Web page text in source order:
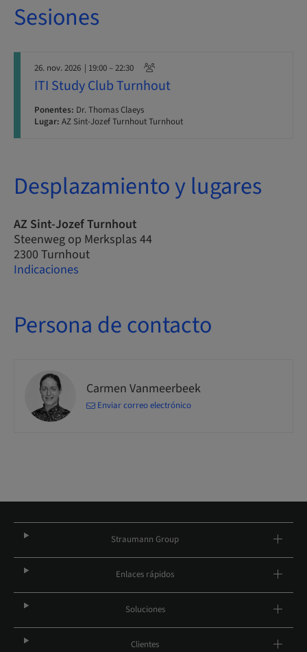
Sesiones
26. nov. 2026 | 19:00 – 22:30
ITI Study Club Turnhout
Ponentes: Dr. Thomas Claeys
Lugar: AZ Sint-Jozef Turnhout Turnhout
Desplazamiento y lugares
AZ Sint-Jozef Turnhout
Steenweg op Merksplas 44
2300 Turnhout
Indicaciones
Persona de contacto
Carmen Vanmeerbeek
Enviar correo electrónico
Straumann Group
Enlaces rápidos
Soluciones
Clientes